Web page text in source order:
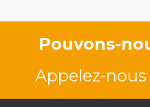
Pouvons-
Appelez-nous